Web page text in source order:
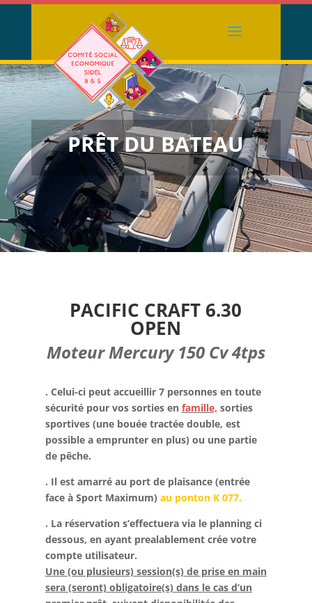
PRÊT DU BATEAU
PACIFIC CRAFT 6.30
OPEN
Moteur Mercury 150 Cv 4tps
. Celui-ci peut accueillir 7 personnes en toute
sécurité pour vos sorties en famille, sorties
sportives (une bouée tractée double, est
possible a emprunter en plus) ou une partie
de pêche.
. Il est amarré au port de plaisance (entrée
face à Sport Maximum) au ponton K 077.
. La réservation s’effectuera via le planning ci
dessous, en ayant prealablement crée votre
compte utilisateur.
Une (ou plusieurs) session(s) de prise en main
sera (seront) obligatoire(s) dans le cas d’un